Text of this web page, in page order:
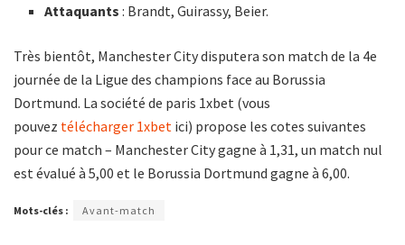
Attaquants : Brandt, Guirassy, Beier.
Très bientôt, Manchester City disputera son match de la 4e
journée de la Ligue des champions face au Borussia
Dortmund. La société de paris 1xbet (vous
pouvez télécharger 1xbet ici) propose les cotes suivantes
pour ce match – Manchester City gagne à 1,31, un match nul
est évalué à 5,00 et le Borussia Dortmund gagne à 6,00.
Mots-clés : Avant-match